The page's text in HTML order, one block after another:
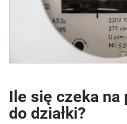
Ile się czeka na
do działki?